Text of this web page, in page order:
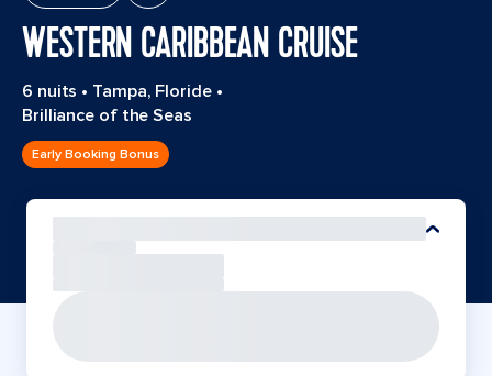
WESTERN CARIBBEAN CRUISE
6 nuits • Tampa, Floride•
Brilliance of the Seas
Early Booking Bonus